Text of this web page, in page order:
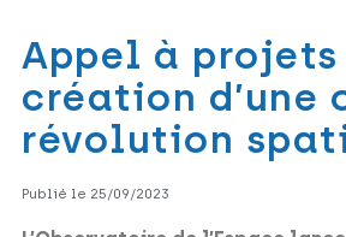
Appel à
création d’une
révolution
Publié le 25/09/2023